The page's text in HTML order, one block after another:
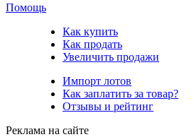
Помощь
Как купить
Как продать
Увеличить продажи
Импорт лотов
Как заплатить за товар?
Отзывы и рейтинг
Реклама на сайте